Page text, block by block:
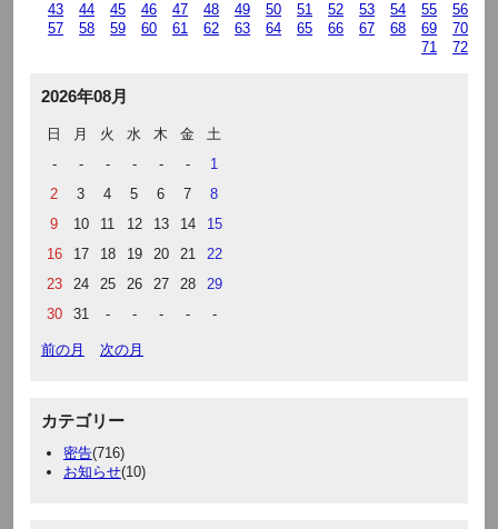
43
44 45 46 47 48 49 50 51 52 53 54 55
56
57
58 59 60 61 62 63 64 65 66 67 68 69
70
71
72
2026年08月
日 月 火 水 木 金
土
-
- - - - -
1
2
3 4 5 6 7
8
9
10 11 12 13 14
15
16
17 18 19 20 21
22
23
24 25 26 27 28
29
30
31 - - - - -
前の月 次の月
カテゴリー
密告(716)
お知らせ(10)